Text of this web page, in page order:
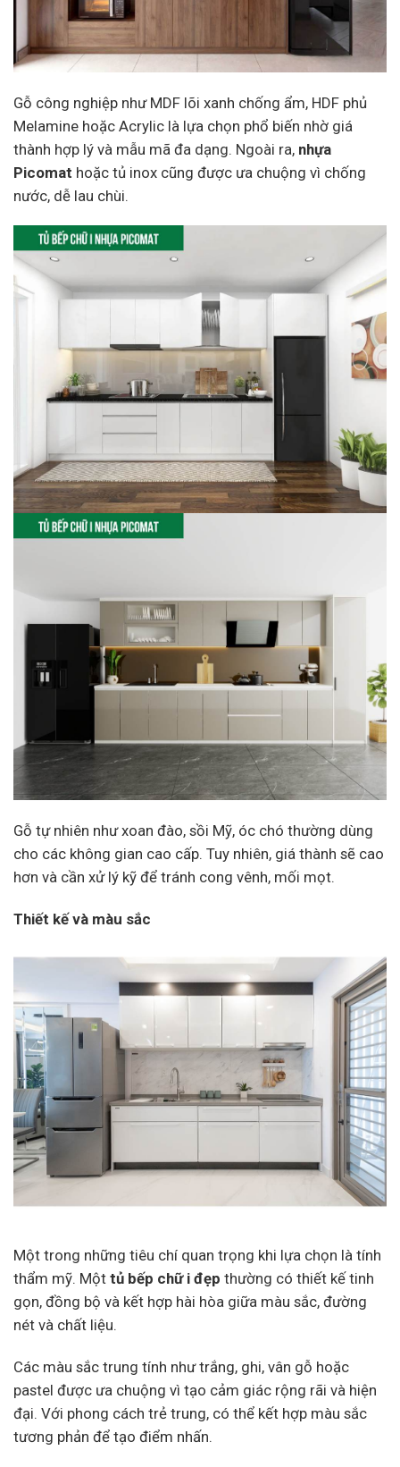
Gỗ công nghiệp như MDF lõi xanh chống ẩm, HDF phủ
Melamine hoặc Acrylic là lựa chọn phổ biến nhờ giá
thành hợp lý và mẫu mã đa dạng. Ngoài ra, nhựa
Picomat hoặc tủ inox cũng được ưa chuộng vì chống
nước, dễ lau chùi.
Gỗ tự nhiên như xoan đào, sồi Mỹ, óc chó thường dùng
cho các không gian cao cấp. Tuy nhiên, giá thành sẽ cao
hơn và cần xử lý kỹ để tránh cong vênh, mối mọt.
Thiết kế và màu sắc
Một trong những tiêu chí quan trọng khi lựa chọn là tính
thẩm mỹ. Một tủ bếp chữ i đẹp thường có thiết kế tinh
gọn, đồng bộ và kết hợp hài hòa giữa màu sắc, đường
nét và chất liệu.
Các màu sắc trung tính như trắng, ghi, vân gỗ hoặc
pastel được ưa chuộng vì tạo cảm giác rộng rãi và hiện
đại. Với phong cách trẻ trung, có thể kết hợp màu sắc
tương phản để tạo điểm nhấn.